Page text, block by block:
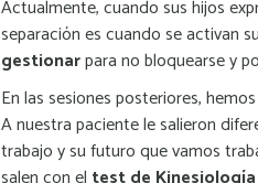
Actualmente, cuando sus hijos
separación es cuando se activan
gestionarpara no bloquearse y
En las sesiones posteriores,
A nuestra paciente le salieron
trabajo y su futuro que vamos